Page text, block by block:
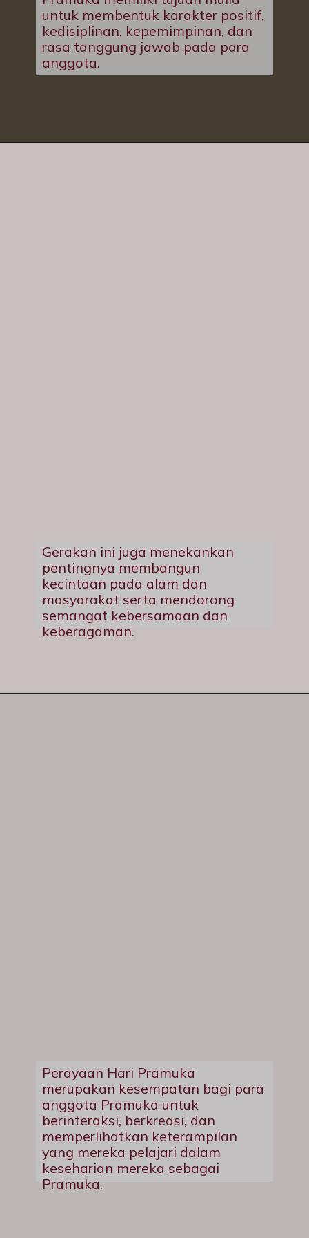
untuk membentuk karakter positif,
kedisiplinan, kepemimpinan, dan
rasa tanggung jawab pada para
anggota.
Gerakan ini juga menekankan
pentingnya membangun
kecintaan pada alam dan
masyarakat serta mendorong
semangat kebersamaan dan
keberagaman.
Perayaan Hari Pramuka
merupakan kesempatan bagi para
anggota Pramuka untuk
berinteraksi, berkreasi, dan
memperlihatkan keterampilan
yang mereka pelajari dalam
keseharian mereka sebagai
Pramuka.